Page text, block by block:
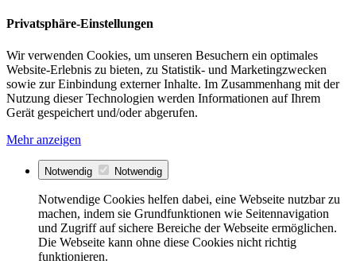
Privatsphäre-Einstellungen
Wir verwenden Cookies, um unseren Besuchern ein optimales
Website-Erlebnis zu bieten, zu Statistik- und Marketingzwecken
sowie zur Einbindung externer Inhalte. Im Zusammenhang mit der
Nutzung dieser Technologien werden Informationen auf Ihrem
Gerät gespeichert und/oder abgerufen.
Mehr anzeigen
Notwendig Notwendig
Notwendige Cookies helfen dabei, eine Webseite nutzbar zu
machen, indem sie Grundfunktionen wie Seitennavigation
und Zugriff auf sichere Bereiche der Webseite ermöglichen.
Die Webseite kann ohne diese Cookies nicht richtig
funktionieren.